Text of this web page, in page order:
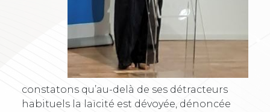
constatons qu’au-delà de ses détracteurs
habituels la laïcité est dévoyée, dénoncée